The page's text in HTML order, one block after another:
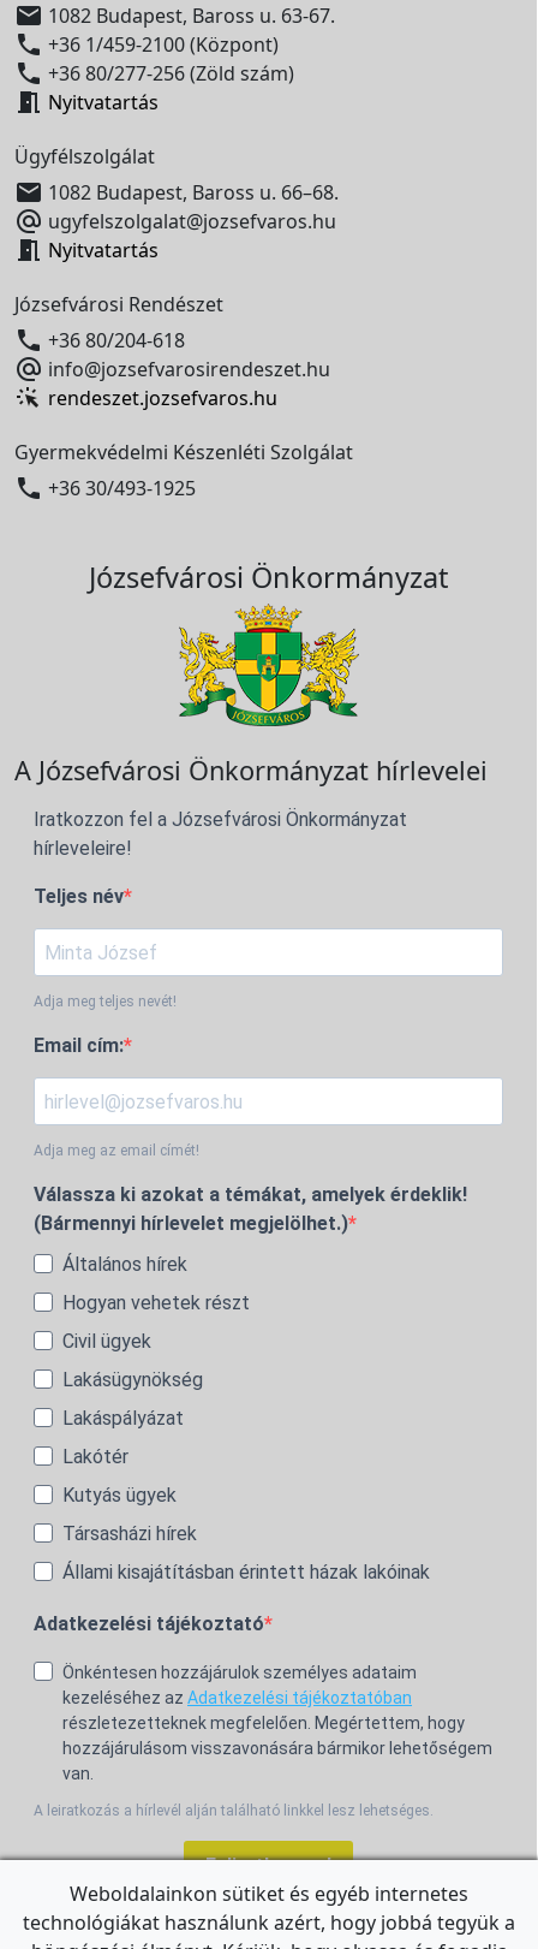
 1082 Budapest, Baross u. 63-67.
 +36 1/459-2100 (Központ)
 +36 80/277-256 (Zöld szám)
 Nyitvatartás
Ügyfélszolgálat
 1082 Budapest, Baross u. 66–68.
 ugyfelszolgalat@jozsefvaros.hu
 Nyitvatartás
Józsefvárosi Rendészet
 +36 80/204-618
 info@jozsefvarosirendeszet.hu
rendeszet.jozsefvaros.hu
Gyermekvédelmi Készenléti Szolgálat
 +36 30/493-1925
Józsefvárosi Önkormányzat
A Józsefvárosi Önkormányzat hírlevelei
Iratkozzon fel a Józsefvárosi Önkormányzat
hírleveleire!
Teljes név
Adja meg teljes nevét!
Email cím:
Adja meg az email címét!
Válassza ki azokat a témákat, amelyek érdeklik!
(Bármennyi hírlevelet megjelölhet.)
Általános hírek
Hogyan vehetek részt
Civil ügyek
Lakásügynökség
Lakáspályázat
Lakótér
Kutyás ügyek
Társasházi hírek
Állami kisajátításban érintett házak lakóinak
Adatkezelési tájékoztató
Önkéntesen hozzájárulok személyes adataim
kezeléséhez az Adatkezelési tájékoztatóban
részletezetteknek megfelelően. Megértettem, hogy
hozzájárulásom visszavonására bármikor lehetőségem
van.
A leiratkozás a hírlevél alján található linkkel lesz lehetséges.
Feliratkozom!
Weboldalainkon sütiket és egyéb internetes
technológiákat használunk azért, hogy jobbá tegyük a